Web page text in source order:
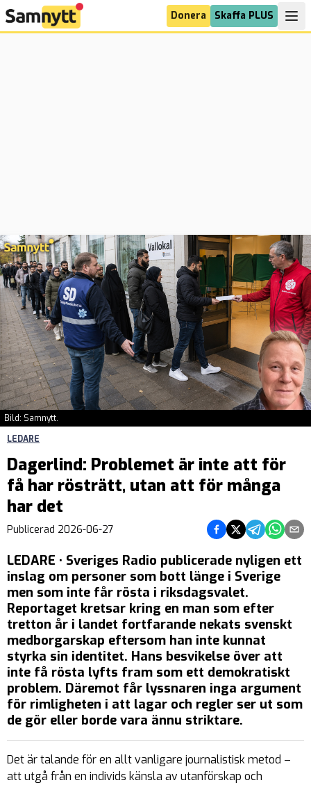
Donera Skaffa PLUS
Bild: Samnytt.
LEDARE
Dagerlind: Problemet är inte att för
få har rösträtt, utan att för många
har det
Publicerad 2026-06-27 Dela på Facebook
Dela på Twitter
Dela påDela på
Dela
LEDARE • Sveriges Radio publicerade nyligen ett
inslag om personer som bott länge i Sverige
men som inte får rösta i riksdagsvalet.
Reportaget kretsar kring en man som efter
tretton år i landet fortfarande nekats svenskt
medborgarskap eftersom han inte kunnat
styrka sin identitet. Hans besvikelse över att
inte få rösta lyfts fram som ett demokratiskt
problem. Däremot får lyssnaren inga argument
för rimligheten i att lagar och regler ser ut som
de gör eller borde vara ännu striktare.
Det är talande för en allt vanligare journalistisk metod –
att utgå från en individs känsla av utanförskap och